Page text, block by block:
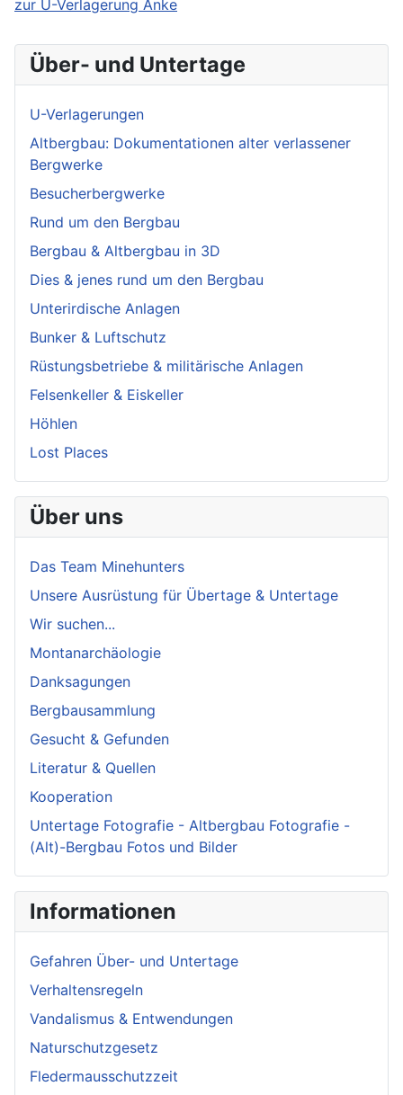
zur U-Verlagerung Anke
Über- und Untertage
U-Verlagerungen
Altbergbau: Dokumentationen alter verlassener
Bergwerke
Besucherbergwerke
Rund um den Bergbau
Bergbau & Altbergbau in 3D
Dies & jenes rund um den Bergbau
Unterirdische Anlagen
Bunker & Luftschutz
Rüstungsbetriebe & militärische Anlagen
Felsenkeller & Eiskeller
Höhlen
Lost Places
Über uns
Das Team Minehunters
Unsere Ausrüstung für Übertage & Untertage
Wir suchen...
Montanarchäologie
Danksagungen
Bergbausammlung
Gesucht & Gefunden
Literatur & Quellen
Kooperation
Untertage Fotografie - Altbergbau Fotografie -
(Alt)-Bergbau Fotos und Bilder
Informationen
Gefahren Über- und Untertage
Verhaltensregeln
Vandalismus & Entwendungen
Naturschutzgesetz
Fledermausschutzzeit